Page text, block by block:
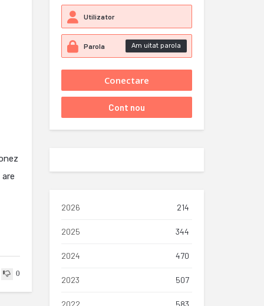
0
Am uitat parola
2026 214
2025 344
2024 470
2023 507
2022 583